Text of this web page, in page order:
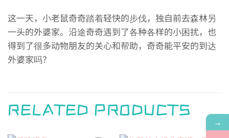
这一天，小老鼠奇奇踏着轻快的步伐，独自前去森林另
一头的外婆家。沿途奇奇遇到了各种各样的小困扰，也
得到了很多动物朋友的关心和帮助，奇奇能平安的到达
外婆家吗？
RELATED PRODUCTS
→